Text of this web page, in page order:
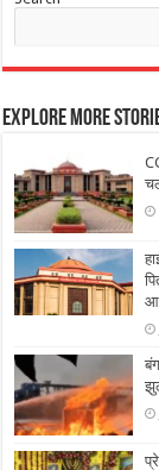
Explore More